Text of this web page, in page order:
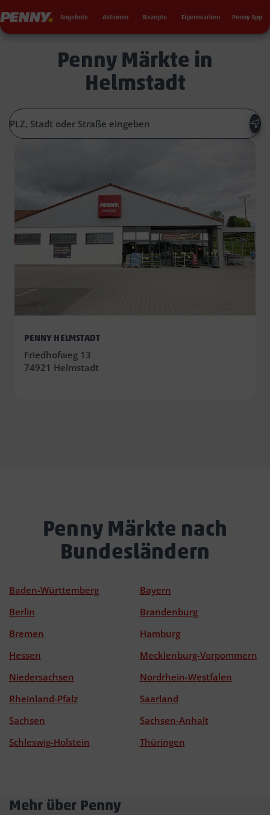
Penny Angebote Aktionen Rezepte Eigenmarken Penny App
Penny Märkte in
Helmstadt
PENNY HELMSTADT
Friedhofweg 13
74921 Helmstadt
Penny Märkte nach
Bundesländern
Baden-Württemberg
Bayern
Berlin
Brandenburg
Bremen
Hamburg
Hessen
Mecklenburg-Vorpommern
Niedersachsen
Nordrhein-Westfalen
Rheinland-Pfalz
Saarland
Sachsen
Sachsen-Anhalt
Schleswig-Holstein
Thüringen
Mehr über Penny